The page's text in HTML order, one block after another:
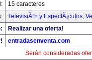
15 caracteres
TelevisiÃ³n y EspectÃ¡culos,
Realizar una oferta!
entradasenventa.com
Serán consideradas